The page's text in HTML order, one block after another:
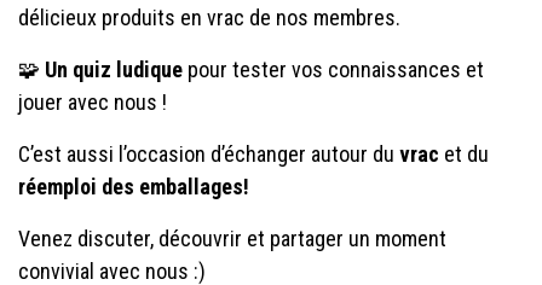
délicieux produits en vrac de nos membres.
🧩 Un quiz ludique pour tester vos connaissances et
jouer avec nous !
C’est aussi l’occasion d’échanger autour du vrac et du
réemploi des emballages!
Venez discuter, découvrir et partager un moment
convivial avec nous :)